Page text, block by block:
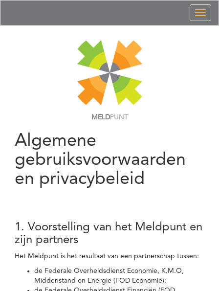
MELDPUNT
Algemene
gebruiksvoorwaarden
en privacybeleid
1. Voorstelling van het Meldpunt en
zijn partners
Het Meldpunt is het resultaat van een partnerschap tussen:
de Federale Overheidsdienst Economie, K.M.O,
Middenstand en Energie (FOD Economie);